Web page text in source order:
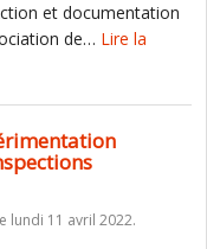
et documentation
de… Lire la
lundi 11 avril 2022.